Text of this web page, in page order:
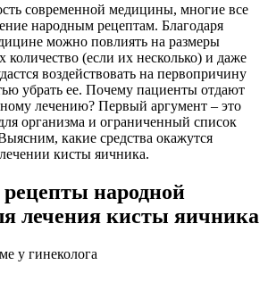
современной медицины, многие все
народным рецептам. Благодаря
можно повлиять на размеры
(если их несколько) и даже
воздействовать на первопричину
убрать ее. Почему пациенты отдают
лечению? Первый аргумент – это
организма и ограниченный список
какие средства окажутся
кисты яичника.
народной
лечения кисты яичника